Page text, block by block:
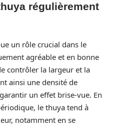
régulièrement
un rôle crucial dans le
agréable et en bonne
contrôler la largeur et la
ainsi une densité de
un effet brise-vue. En
le thuya tend à
notamment en se